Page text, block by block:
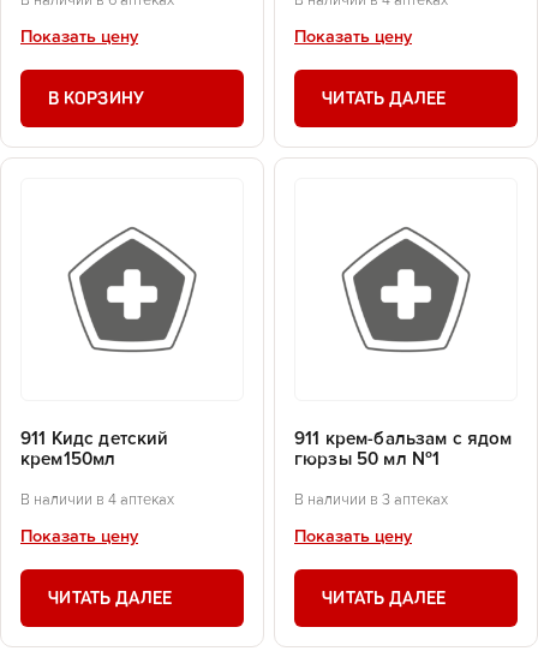
Показать цену
В КОРЗИНУ
Показать цену
ЧИТАТЬ ДАЛЕЕ
911 Кидс детский
крем150мл
В наличии в 4 аптеках
Показать цену
ЧИТАТЬ ДАЛЕЕ
911 крем-бальзам с ядом
гюрзы 50 мл №1
В наличии в 3 аптеках
Показать цену
ЧИТАТЬ ДАЛЕЕ